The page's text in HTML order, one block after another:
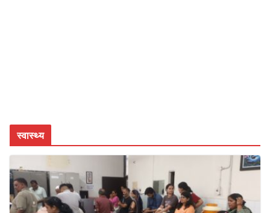
स्वास्थ्य